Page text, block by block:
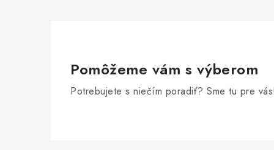
Pomôžeme vám s výberom
Potrebujete s niečím poradiť? Sme tu pre vás!